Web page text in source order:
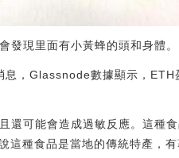
發現里面有小黃蜂的頭和身體。
，Glassnode數據顯示，ETH
還可能會造成過敏反應。這種
種食品是當地的傳統特產，